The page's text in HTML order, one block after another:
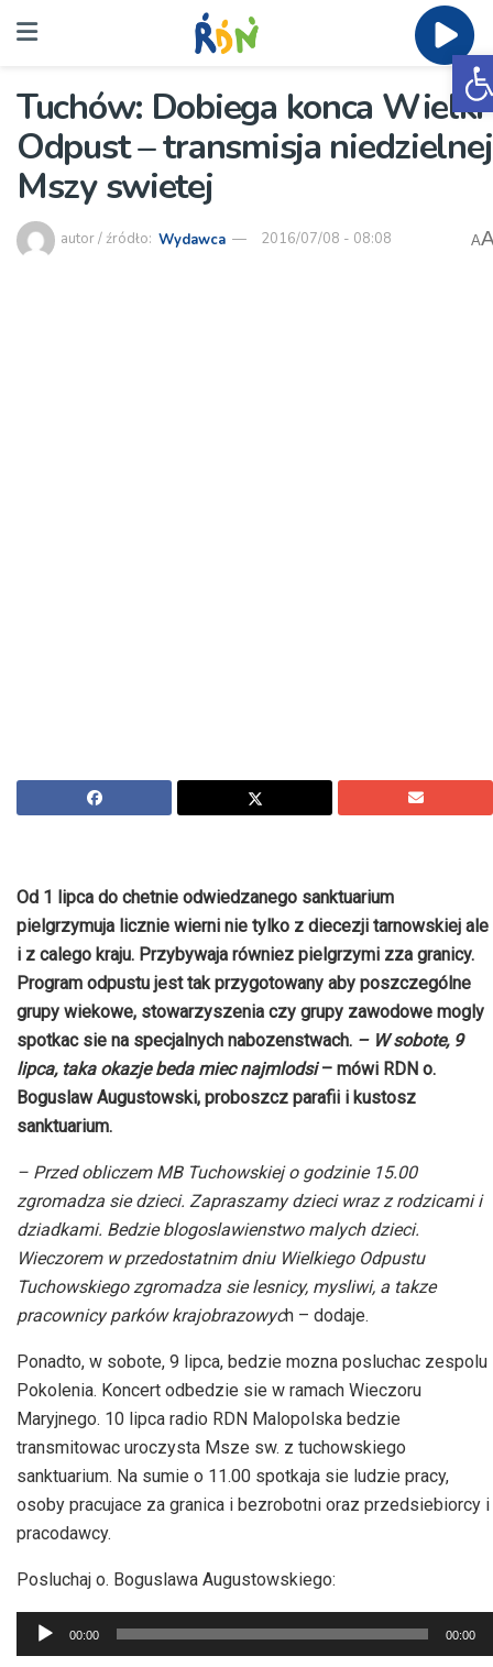
Tuchów: Dobiega konca Wielki
Odpust – transmisja niedzielnej
Mszy swietej
autor / źródło: Wydawca 2016/07/08 - 08:08 A
Od 1 lipca do chetnie odwiedzanego sanktuarium
pielgrzymuja licznie wierni nie tylko z diecezji tarnowskiej ale
i z calego kraju. Przybywaja równiez pielgrzymi zza granicy.
Program odpustu jest tak przygotowany aby poszczególne
grupy wiekowe, stowarzyszenia czy grupy zawodowe mogly
spotkac sie na specjalnych nabozenstwach. – W sobote, 9
lipca, taka okazje beda miec najmlodsi– mówi RDN o.
Boguslaw Augustowski, proboszcz parafii i kustosz
sanktuarium.
– Przed obliczem MB Tuchowskiej o godzinie 15.00
zgromadza sie dzieci. Zapraszamy dzieci wraz z rodzicami i
dziadkami. Bedzie blogoslawienstwo malych dzieci.
Wieczorem w przedostatnim dniu Wielkiego Odpustu
Tuchowskiego zgromadza sie lesnicy, mysliwi, a takze
pracownicy parków krajobrazowych – dodaje.
Ponadto, w sobote, 9 lipca, bedzie mozna posluchac zespolu
Pokolenia. Koncert odbedzie sie w ramach Wieczoru
Maryjnego. 10 lipca radio RDN Malopolska bedzie
transmitowac uroczysta Msze sw. z tuchowskiego
sanktuarium. Na sumie o 11.00 spotkaja sie ludzie pracy,
osoby pracujace za granica i bezrobotni oraz przedsiebiorcy i
pracodawcy.
Posluchaj o. Boguslawa Augustowskiego:
Odtwarzacz
plików
00:00 00:00